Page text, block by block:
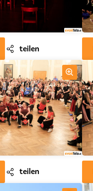
teilen
teilen